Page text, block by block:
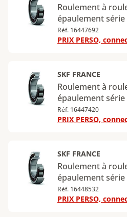
Roulement à
épaulement série
Diamètre
extérieur : 240
maximale : 540 kN
Réf. 16447692
PRIX PERSO,
SKF FRANCE
Roulement à
épaulement série
Diamètre
extérieur : 300
maximale : 830 kN
Réf. 16447420
PRIX PERSO,
SKF FRANCE
Roulement à
épaulement série
Diamètre
extérieur : 110
Réf. 16448532
PRIX PERSO,